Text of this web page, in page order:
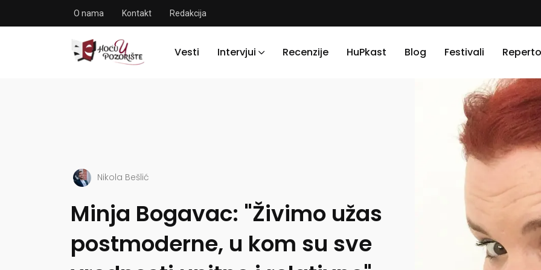
O nama Kontakt Redakcija
Vesti Intervjui Recenzije HuPkast Blog Festivali
Nikola Bešlić
Minja Bogavac: "Živimo užas
postmoderne, u kom su sve